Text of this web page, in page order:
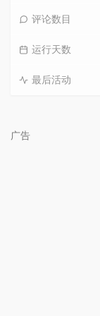
评论数目
运行天数
最后活动
广告